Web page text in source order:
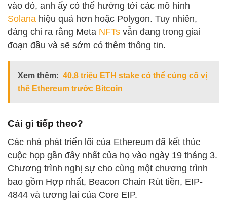
vào đó, anh ấy có thể hướng tới các mô hình
Solana hiệu quả hơn hoặc Polygon. Tuy nhiên,
đáng chỉ ra rằng Meta NFTs vẫn đang trong giai
đoạn đầu và sẽ sớm có thêm thông tin.
Xem thêm: 40,8 triệu ETH stake có thể củng cố vị
thế Ethereum trước Bitcoin
Cái gì tiếp theo?
Các nhà phát triển lõi của Ethereum đã kết thúc
cuộc họp gần đây nhất của họ vào ngày 19 tháng 3.
Chương trình nghị sự cho cùng một chương trình
bao gồm Hợp nhất, Beacon Chain Rút tiền, EIP-
4844 và tương lai của Core EIP.